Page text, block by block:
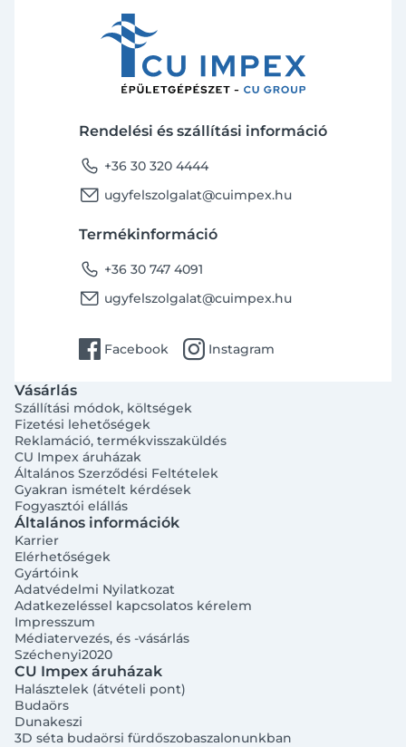
Rendelési és szállítási információ
phone +36 30 320 4444
email ugyfelszolgalat@cuimpex.hu
Termékinformáció
phone +36 30 747 4091
email ugyfelszolgalat@cuimpex.hu
facebook Facebook instagram Instagram
Vásárlás
Szállítási módok, költségek
Fizetési lehetőségek
Reklamáció, termékvisszaküldés
CU Impex áruházak
Általános Szerződési Feltételek
Gyakran ismételt kérdések
Fogyasztói elállás
Általános információk
Karrier
Elérhetőségek
Gyártóink
Adatvédelmi Nyilatkozat
Adatkezeléssel kapcsolatos kérelem
Impresszum
Médiatervezés, és -vásárlás
Széchenyi2020
CU Impex áruházak
Halásztelek (átvételi pont)
Budaörs
Dunakeszi
3D séta budaörsi fürdőszobaszalonunkban